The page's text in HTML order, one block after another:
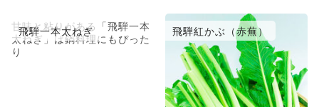
飛騨一本太ねぎ
甘味と粘りがある「飛騨一本
太ねぎ」は鍋料理にもぴった
り
飛騨紅かぶ（赤蕪）